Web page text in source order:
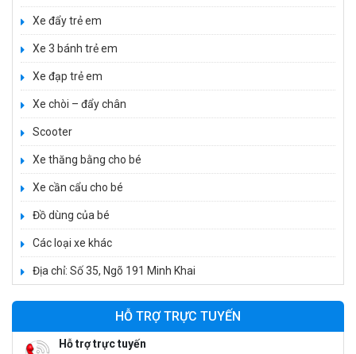
Xe đẩy trẻ em
Xe 3 bánh trẻ em
Xe đạp trẻ em
Xe chòi – đẩy chân
Scooter
Xe thăng bằng cho bé
Xe cần cẩu cho bé
Đồ dùng của bé
Các loại xe khác
Địa chỉ: Số 35, Ngõ 191 Minh Khai
HỖ TRỢ TRỰC TUYẾN
Hỗ trợ trực tuyến
Xe 3 bánh đạp trẻ em FE-188
550.000 ₫
Xe máy điện trẻ em vecpa XW02
950.000 ₫
1.250.000 ₫